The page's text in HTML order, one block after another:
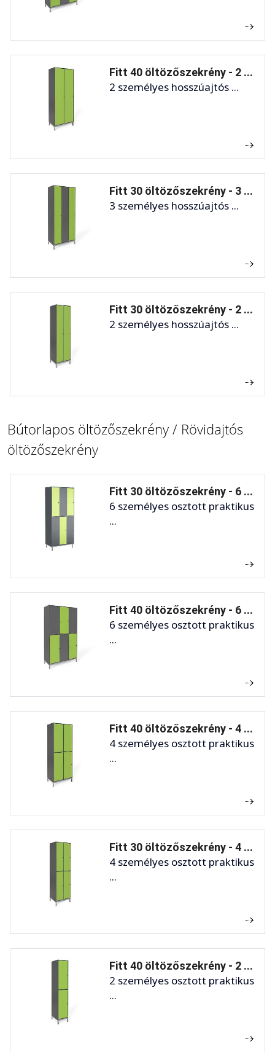
Fitt 40 öltözőszekrény - 2 ...
2 személyes hosszúajtós ...
Fitt 30 öltözőszekrény - 3 ...
3 személyes hosszúajtós ...
Fitt 30 öltözőszekrény - 2 ...
2 személyes hosszúajtós ...
Bútorlapos öltözőszekrény / Rövidajtós
öltözőszekrény
Fitt 30 öltözőszekrény - 6 ...
6 személyes osztott praktikus
...
Fitt 40 öltözőszekrény - 6 ...
6 személyes osztott praktikus
...
Fitt 40 öltözőszekrény - 4 ...
4 személyes osztott praktikus
...
Fitt 30 öltözőszekrény - 4 ...
4 személyes osztott praktikus
...
Fitt 40 öltözőszekrény - 2 ...
2 személyes osztott praktikus
...